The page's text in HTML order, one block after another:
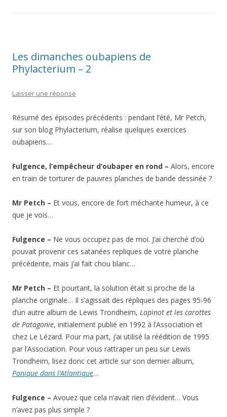
Les dimanches oubapiens de
Phylacterium – 2
Laisser une réponse
Résumé des épisodes précédents : pendant l’été, Mr Petch,
sur son blog Phylacterium, réalise quelques exercices
oubapiens…
Fulgence, l’empêcheur d’oubaper en rond – Alors, encore
en train de torturer de pauvres planches de bande dessinée ?
Mr Petch – Et vous, encore de fort méchante humeur, à ce
que je vois…
Fulgence – Ne vous occupez pas de moi. J’ai cherché d’où
pouvait provenir ces satanées repliques de votre planche
précédente, mais j’ai fait chou blanc…
Mr Petch – Et pourtant, la solution était si proche de la
planche originale… Il s’agissait des répliques des pages 95-96
d’un autre album de Lewis Trondheim, Lapinot et les carottes
de Patagonie, initialement publié en 1992 à l’Association et
chez Le Lézard. Pour ma part, j’ai utilisé la réédition de 1995
par l’Association. Pour vous rattraper un peu sur Lewis
Trondheim, lisez donc cet article sur son dernier album,
Panique dans l’Atlantique…
Fulgence – Avouez que cela n’avait rien d’évident… Vous
n’avez pas plus simple ?